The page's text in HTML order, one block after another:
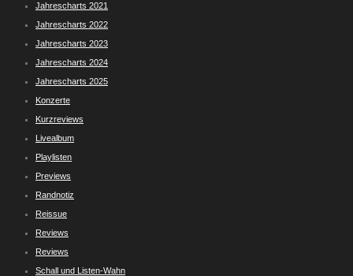
Jahrescharts 2021
Jahrescharts 2022
Jahrescharts 2023
Jahrescharts 2024
Jahrescharts 2025
Konzerte
Kurzreviews
Livealbum
Playlisten
Previews
Randnotiz
Reissue
Reviews
Reviews
Schall und Listen-Wahn